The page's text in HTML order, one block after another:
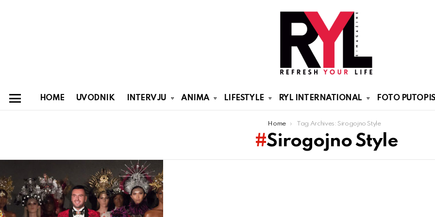
HOME UVODNIK INTERVJU ANIMA LIFESTYLE RYL INTERNATIONAL FOTO PUTOPISI
Home Tag Archives: Sirogojno Style
Sirogojno Style
Latest
stories